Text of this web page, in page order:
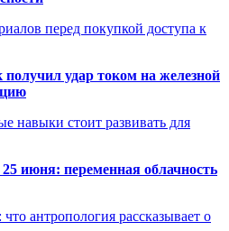
перед покупкой доступа к
удар током на железной
навыки стоит развивать для
июня: переменная облачность
антропология рассказывает о